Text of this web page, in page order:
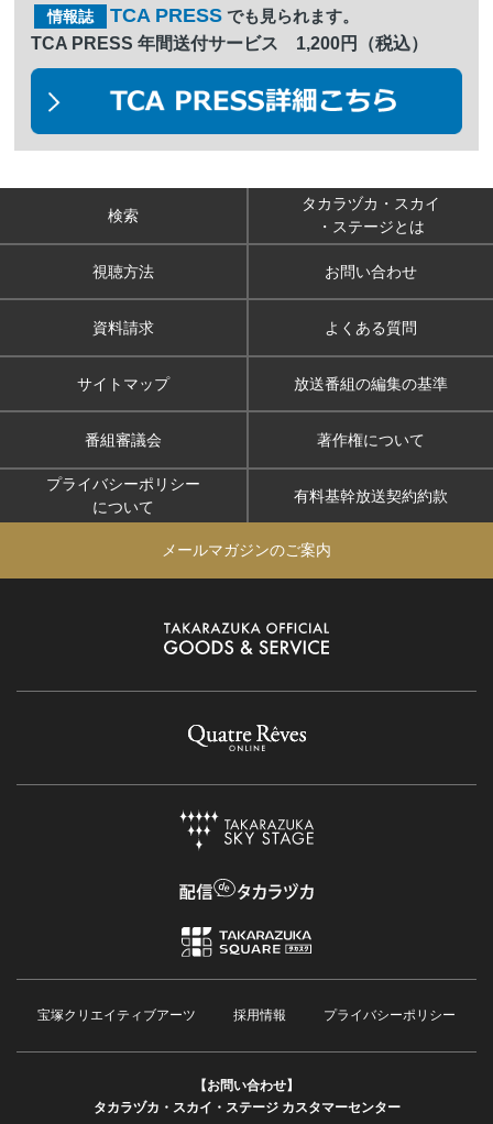
情報誌 TCA PRESS でも見られます。
TCA PRESS 年間送付サービス 1,200円（税込）
検索
タカラヅカ・スカイ
・ステージとは
視聴方法 お問い合わせ
資料請求 よくある質問
サイトマップ 放送番組の編集の基準
番組審議会 著作権について
プライバシーポリシー
について
有料基幹放送契約約款
メールマガジンのご案内
宝塚クリエイティブアーツ 採用情報 プライバシーポリシー
【お問い合わせ】
タカラヅカ・スカイ・ステージ カスタマーセンター